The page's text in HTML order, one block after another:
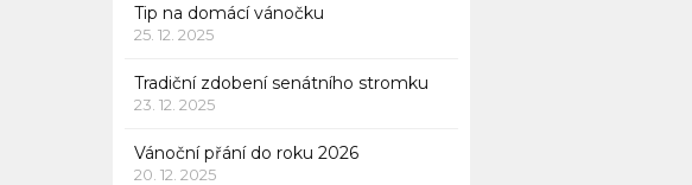
Tip na domácí vánočku
25. 12. 2025
Tradiční zdobení senátního stromku
23. 12. 2025
Vánoční přání do roku 2026
20. 12. 2025